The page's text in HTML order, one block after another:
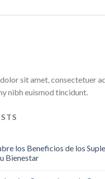
sit amet, consectetuer
nibh euismod tincidunt.
los Beneficios de los
Bienestar